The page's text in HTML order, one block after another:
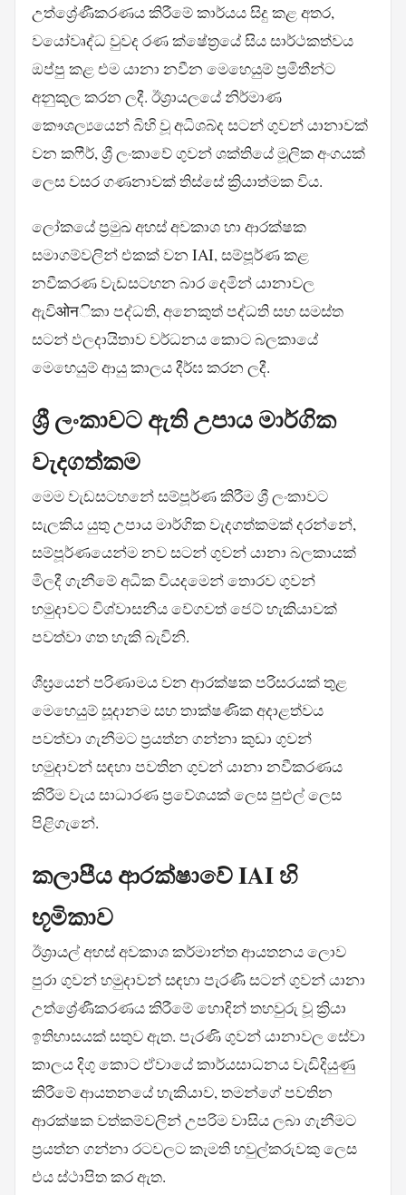
උත්ශ්‍රේණීකරණය කිරීමේ කාර්යය සිදු කළ අතර,
වයෝවෘද්ධ වුවද රණ ක්ෂේත්‍රයේ සිය සාර්ථකත්වය
ඔප්පු කළ එම යානා නවීන මෙහෙයුම් ප්‍රමිතීන්ට
අනුකූල කරන ලදී. ඊශ්‍රායලයේ නිර්මාණ
කෞශල්‍යයෙන් බිහි වූ අධිශබ්ද සටන් ගුවන් යානාවක්
වන කෆීර්, ශ්‍රී ලංකාවේ ගුවන් ශක්තියේ මූලික අංගයක්
ලෙස වසර ගණනාවක් තිස්සේ ක්‍රියාත්මක විය.
ලෝකයේ ප්‍රමුඛ අහස් අවකාශ හා ආරක්ෂක
සමාගම්වලින් එකක් වන IAI, සම්පූර්ණ කළ
නවීකරණ වැඩසටහන බාර දෙමින් යානාවල
ඇවිओनිකා පද්ධති, අනෙකුත් පද්ධති සහ සමස්ත
සටන් ඵලදායිතාව වර්ධනය කොට බලකායේ
මෙහෙයුම් ආයු කාලය දීර්ඝ කරන ලදී.
ශ්‍රී ලංකාවට ඇති උපාය මාර්ගික
වැදගත්කම
මෙම වැඩසටහනේ සම්පූර්ණ කිරීම ශ්‍රී ලංකාවට
සැලකිය යුතු උපාය මාර්ගික වැදගත්කමක් දරන්නේ,
සම්පූර්ණයෙන්ම නව සටන් ගුවන් යානා බලකායක්
මිලදී ගැනීමේ අධික වියදමෙන් තොරව ගුවන්
හමුදාවට විශ්වාසනීය වේගවත් ජෙට් හැකියාවක්
පවත්වා ගත හැකි බැවිනි.
ශීඝ්‍රයෙන් පරිණාමය වන ආරක්ෂක පරිසරයක් තුළ
මෙහෙයුම් සූදානම සහ තාක්ෂණික අදාළත්වය
පවත්වා ගැනීමට ප්‍රයත්න ගන්නා කුඩා ගුවන්
හමුදාවන් සඳහා පවතින ගුවන් යානා නවීකරණය
කිරීම වැය සාධාරණ ප්‍රවේශයක් ලෙස පුළුල් ලෙස
පිළිගැනේ.
කලාපීය ආරක්ෂාවේ IAI හි
භූමිකාව
ඊශ්‍රායල් අහස් අවකාශ කර්මාන්ත ආයතනය ලොව
පුරා ගුවන් හමුදාවන් සඳහා පැරණි සටන් ගුවන් යානා
උත්ශ්‍රේණීකරණය කිරීමේ හොඳින් තහවුරු වූ ක්‍රියා
ඉතිහාසයක් සතුව ඇත. පැරණි ගුවන් යානාවල සේවා
කාලය දිගු කොට ඒවායේ කාර්යසාධනය වැඩිදියුණු
කිරීමේ ආයතනයේ හැකියාව, තමන්ගේ පවතින
ආරක්ෂක වත්කම්වලින් උපරිම වාසිය ලබා ගැනීමට
ප්‍රයත්න ගන්නා රටවලට කැමති හවුල්කරුවකු ලෙස
එය ස්ථාපිත කර ඇත.